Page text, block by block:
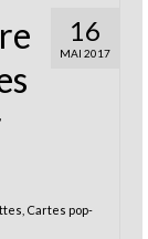
16
MAI 2017
Cartes pop-